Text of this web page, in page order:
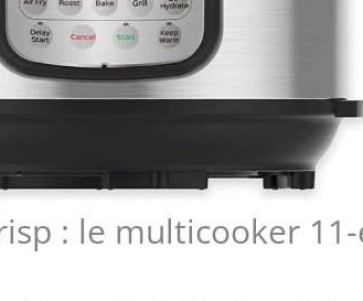
: le multicooker 11-